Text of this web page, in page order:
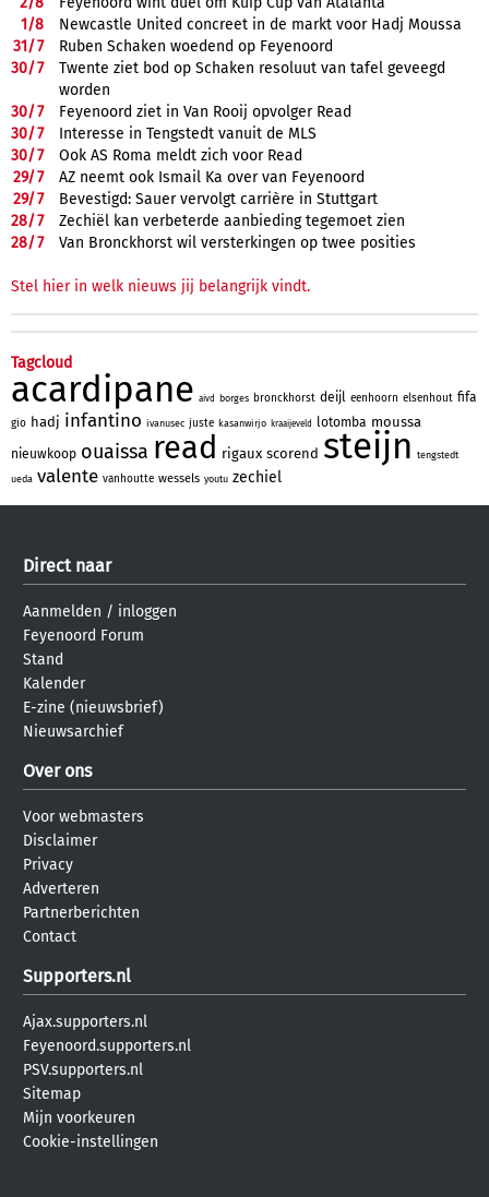
1/8
Newcastle United concreet in de markt voor Hadj Moussa
31/7
Ruben Schaken woedend op Feyenoord
30/7
Twente ziet bod op Schaken resoluut van tafel geveegd
worden
30/7
Feyenoord ziet in Van Rooij opvolger Read
30/7
Interesse in Tengstedt vanuit de MLS
30/7
Ook AS Roma meldt zich voor Read
29/7
AZ neemt ook Ismail Ka over van Feyenoord
29/7
Bevestigd: Sauer vervolgt carrière in Stuttgart
28/7
Zechiël kan verbeterde aanbieding tegemoet zien
28/7 Van Bronckhorst wil versterkingen op twee posities
Stel hier in welk nieuws jij belangrijk vindt.
Tagcloud
acardipane aivd borges bronckhorst deijl eenhoorn elsenhout fifa
gio hadj infantino ivanusec juste kasanwirjo kraaijeveld lotomba moussa
nieuwkoop ouaissa read rigaux scorend steijn tengstedt
ueda valente vanhoutte wessels youtu zechiel
Direct naar
Aanmelden / inloggen
Feyenoord Forum
Stand
Kalender
E-zine (nieuwsbrief)
Nieuwsarchief
Over ons
Voor webmasters
Disclaimer
Privacy
Adverteren
Partnerberichten
Contact
Supporters.nl
Ajax.supporters.nl
Feyenoord.supporters.nl
PSV.supporters.nl
Sitemap
Mijn voorkeuren
Cookie-instellingen